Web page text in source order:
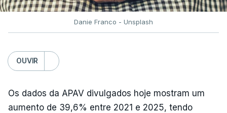
Danie Franco - Unsplash
OUVIR
Os dados da APAV divulgados hoje mostram um
aumento de 39,6% entre 2021 e 2025, tendo